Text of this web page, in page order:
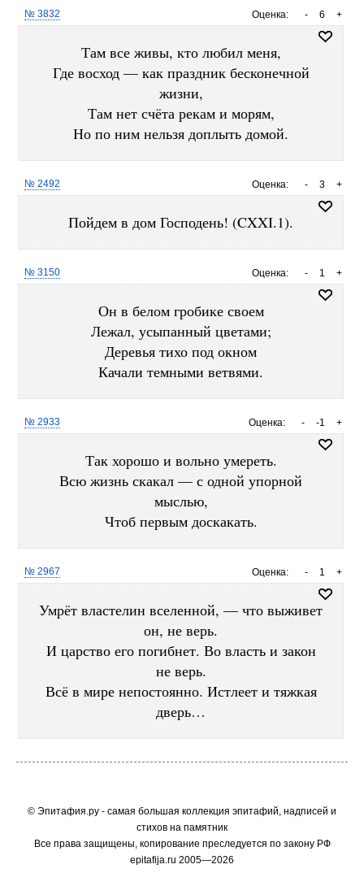
Оценка: +
6
-
№ 3832
Там все живы, кто любил меня,
Где восход — как праздник бесконечной
жизни,
Там нет счёта рекам и морям,
Но по ним нельзя доплыть домой.
Оценка: +
3
-
№ 2492
Пойдем в дом Господень! (CXXI.1).
Оценка: +
1
-
№ 3150
Он в белом гробике своем
Лежал, усыпанный цветами;
Деревья тихо под окном
Качали темными ветвями.
Оценка: +
-1
-
№ 2933
Так хорошо и вольно умереть.
Всю жизнь скакал — с одной упорной
мыслью,
Чтоб первым доскакать.
Оценка: +
1
-
№ 2967
Умрёт властелин вселенной, — что выживет
он, не верь.
И царство его погибнет. Во власть и закон
не верь.
Всё в мире непостоянно. Истлеет и тяжкая
дверь…
© Эпитафия.ру - самая большая коллекция эпитафий, надписей и
стихов на памятник
Все права защищены, копирование преследуется по закону РФ
epitafija.ru 2005—2026